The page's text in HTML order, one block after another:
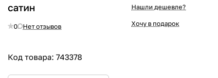
сатин
0 Нет отзывов
Код товара: 743378
Нашли дешевле?
Хочу в подарок